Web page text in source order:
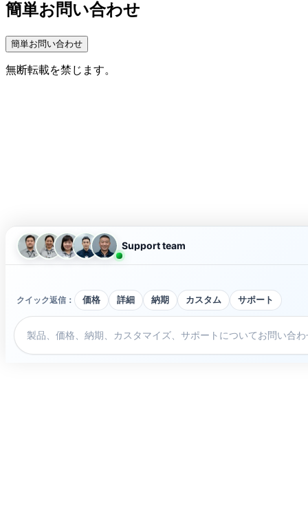
簡単お問い合わせ
簡単お問い合わせ
無断転載を禁じます。
Support team
クイック返信： 価格 詳細 納期 カスタム サポート